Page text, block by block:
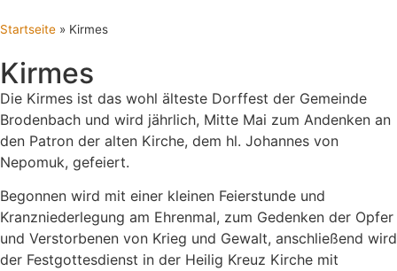
Startseite » Kirmes
Kirmes
Die Kirmes ist das wohl älteste Dorffest der Gemeinde
Brodenbach und wird jährlich, Mitte Mai zum Andenken an
den Patron der alten Kirche, dem hl. Johannes von
Nepomuk, gefeiert.
Begonnen wird mit einer kleinen Feierstunde und
Kranzniederlegung am Ehrenmal, zum Gedenken der Opfer
und Verstorbenen von Krieg und Gewalt, anschließend wird
der Festgottesdienst in der Heilig Kreuz Kirche mit